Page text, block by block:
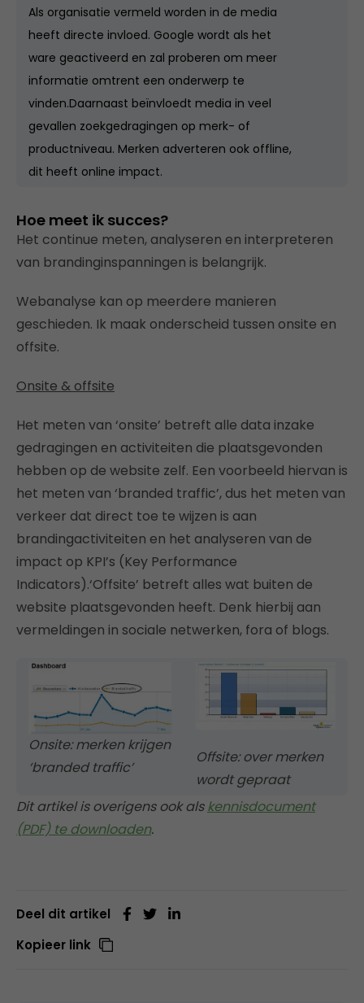
Als organisatie vermeld worden in de media
heeft directe invloed. Google wordt als het
ware geactiveerd en zal proberen om meer
informatie omtrent een onderwerp te
vinden.Daarnaast beïnvloedt media in veel
gevallen zoekgedragingen op merk- of
productniveau. Merken adverteren ook offline,
dit heeft online impact.
Hoe meet ik succes?
Het continue meten, analyseren en interpreteren
van brandinginspanningen is belangrijk.
Webanalyse kan op meerdere manieren
geschieden. Ik maak onderscheid tussen onsite en
offsite.
Onsite & offsite
Het meten van ‘onsite’ betreft alle data inzake
gedragingen en activiteiten die plaatsgevonden
hebben op de website zelf. Een voorbeeld hiervan is
het meten van ‘branded traffic’, dus het meten van
verkeer dat direct toe te wijzen is aan
brandingactiviteiten en het analyseren van de
impact op KPI’s (Key Performance
Indicators).‘Offsite’ betreft alles wat buiten de
website plaatsgevonden heeft. Denk hierbij aan
vermeldingen in sociale netwerken, fora of blogs.
Onsite: merken krijgen
‘branded traffic’
Offsite: over merken
wordt gepraat
Dit artikel is overigens ook alskennisdocument
(PDF) te downloaden.
Deel dit artikel
Kopieer link